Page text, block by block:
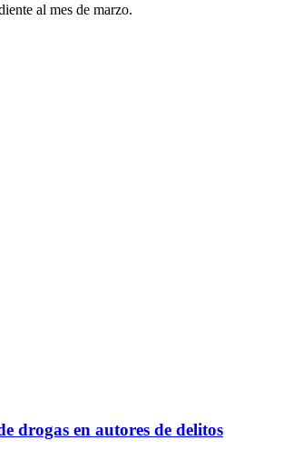
drogas en autores de delitos
al mes de marzo.